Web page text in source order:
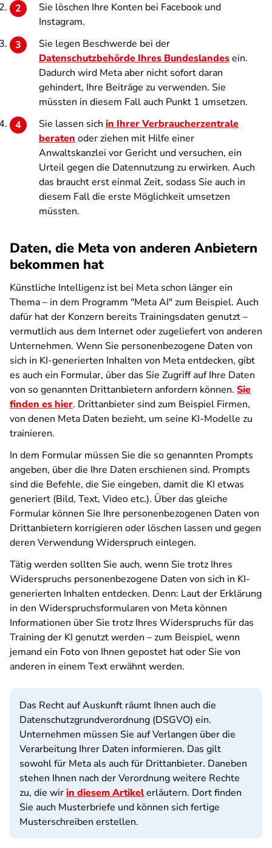
Sie löschen Ihre Konten bei Facebook und
Instagram.
Sie legen Beschwerde bei der
Datenschutzbehörde Ihres Bundeslandesein.
Dadurch wird Meta aber nicht sofort daran
gehindert, Ihre Beiträge zu verwenden. Sie
müssten in diesem Fall auch Punkt 1 umsetzen.
Sie lassen sich in Ihrer Verbraucherzentrale
beraten oder ziehen mit Hilfe einer
Anwaltskanzlei vor Gericht und versuchen, ein
Urteil gegen die Datennutzung zu erwirken. Auch
das braucht erst einmal Zeit, sodass Sie auch in
diesem Fall die erste Möglichkeit umsetzen
müssten.
Daten, die Meta von anderen Anbietern
bekommen hat
Künstliche Intelligenz ist bei Meta schon länger ein
Thema – in dem Programm "Meta AI" zum Beispiel. Auch
dafür hat der Konzern bereits Trainingsdaten genutzt –
vermutlich aus dem Internet oder zugeliefert von anderen
Unternehmen. Wenn Sie personenbezogene Daten von
sich in KI-generierten Inhalten von Meta entdecken, gibt
es auch ein Formular, über das Sie Zugriff auf Ihre Daten
von so genannten Drittanbietern anfordern können. Sie
finden es hier. Drittanbieter sind zum Beispiel Firmen,
von denen Meta Daten bezieht, um seine KI-Modelle zu
trainieren.
In dem Formular müssen Sie die so genannten Prompts
angeben, über die Ihre Daten erschienen sind. Prompts
sind die Befehle, die Sie eingeben, damit die KI etwas
generiert (Bild, Text, Video etc.). Über das gleiche
Formular können Sie Ihre personenbezogenen Daten von
Drittanbietern korrigieren oder löschen lassen und gegen
deren Verwendung Widerspruch einlegen.
Tätig werden sollten Sie auch, wenn Sie trotz Ihres
Widerspruchs personenbezogene Daten von sich in KI-
generierten Inhalten entdecken. Denn: Laut der Erklärung
in den Widerspruchsformularen von Meta können
Informationen über Sie trotz Ihres Widerspruchs für das
Training der KI genutzt werden – zum Beispiel, wenn
jemand ein Foto von Ihnen gepostet hat oder Sie von
anderen in einem Text erwähnt werden.
Das Recht auf Auskunft räumt Ihnen auch die
Datenschutzgrundverordnung (DSGVO) ein.
Unternehmen müssen Sie auf Verlangen über die
Verarbeitung Ihrer Daten informieren. Das gilt
sowohl für Meta als auch für Drittanbieter. Daneben
stehen Ihnen nach der Verordnung weitere Rechte
zu, die wirin diesem Artikelerläutern. Dort finden
Sie auch Musterbriefe und können sich fertige
Musterschreiben erstellen.